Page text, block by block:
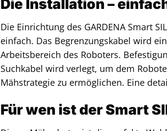
Die Installation –
Die Einrichtung des GARDENA Smart
einfach. Das Begrenzungskabel wird
Arbeitsbereich des Roboters.
Suchkabel wird verlegt, um dem
Mähstrategie zu ermöglichen. Eine
Für wen ist der Smart